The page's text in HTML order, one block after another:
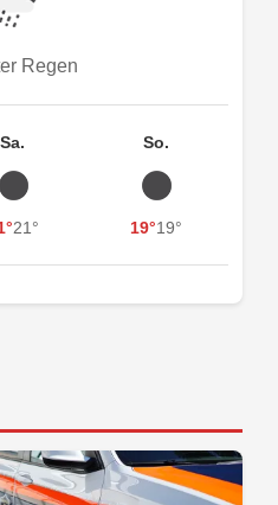
Regen
Sa.
21°
So.
19°19°